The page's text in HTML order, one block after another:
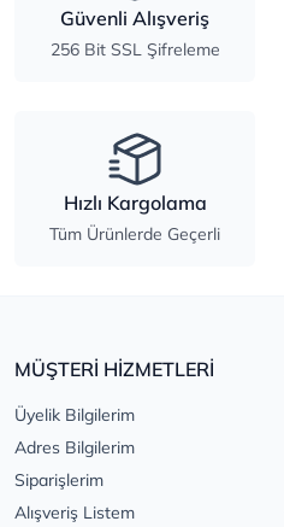
Güvenli Alışveriş
256 Bit SSL Şifreleme
Hızlı Kargolama
Tüm Ürünlerde Geçerli
MÜŞTERİ HİZMETLERİ
Üyelik Bilgilerim
Adres Bilgilerim
Siparişlerim
Alışveriş Listem